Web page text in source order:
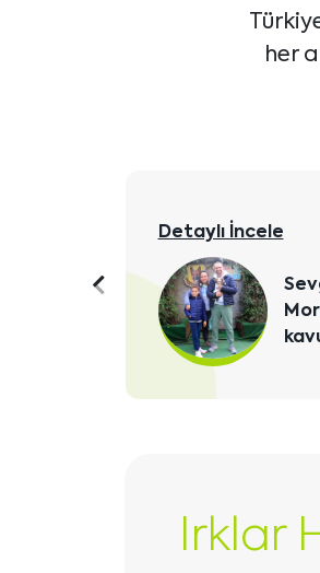
her
Detaylı İncele
Önceki
içeriği
Irklar